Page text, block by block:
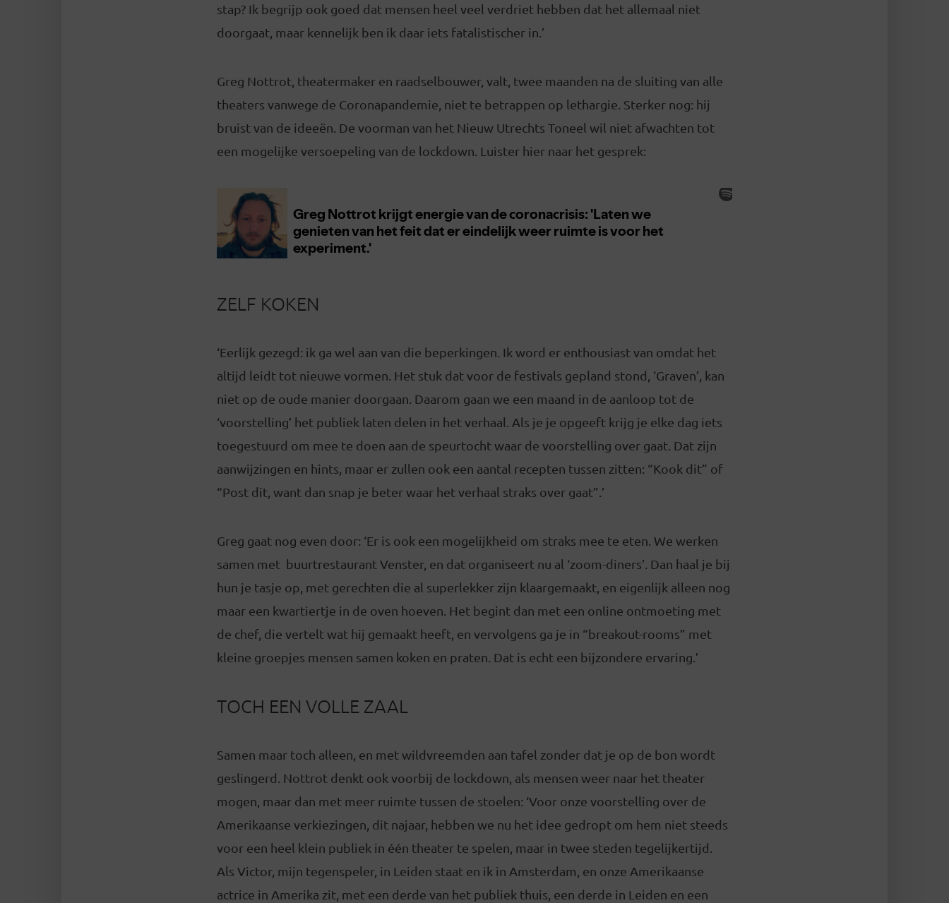
stap? Ik begrijp ook goed dat mensen heel veel verdriet hebben dat het allemaal niet
doorgaat, maar kennelijk ben ik daar iets fatalistischer in.’
Greg Nottrot, theatermaker en raadselbouwer, valt, twee maanden na de sluiting van alle
theaters vanwege de Coronapandemie, niet te betrappen op lethargie. Sterker nog: hij
bruist van de ideeën. De voorman van het Nieuw Utrechts Toneel wil niet afwachten tot
een mogelijke versoepeling van de lockdown. Luister hier naar het gesprek:
ZELF KOKEN
‘Eerlijk gezegd: ik ga wel aan van die beperkingen. Ik word er enthousiast van omdat het
altijd leidt tot nieuwe vormen. Het stuk dat voor de festivals gepland stond, ‘Graven’, kan
niet op de oude manier doorgaan. Daarom gaan we een maand in de aanloop tot de
‘voorstelling’ het publiek laten delen in het verhaal. Als je je opgeeft krijg je elke dag iets
toegestuurd om mee te doen aan de speurtocht waar de voorstelling over gaat. Dat zijn
aanwijzingen en hints, maar er zullen ook een aantal recepten tussen zitten: “Kook dit” of
“Post dit, want dan snap je beter waar het verhaal straks over gaat”.’
Greg gaat nog even door: ‘Er is ook een mogelijkheid om straks mee te eten. We werken
samen met buurtrestaurant Venster, en dat organiseert nu al ‘zoom-diners’. Dan haal je bij
hun je tasje op, met gerechten die al superlekker zijn klaargemaakt, en eigenlijk alleen nog
maar een kwartiertje in de oven hoeven. Het begint dan met een online ontmoeting met
de chef, die vertelt wat hij gemaakt heeft, en vervolgens ga je in “breakout-rooms” met
kleine groepjes mensen samen koken en praten. Dat is echt een bijzondere ervaring.’
TOCH EEN VOLLE ZAAL
Samen maar toch alleen, en met wildvreemden aan tafel zonder dat je op de bon wordt
geslingerd. Nottrot denkt ook voorbij de lockdown, als mensen weer naar het theater
mogen, maar dan met meer ruimte tussen de stoelen: ‘Voor onze voorstelling over de
Amerikaanse verkiezingen, dit najaar, hebben we nu het idee gedropt om hem niet steeds
voor een heel klein publiek in één theater te spelen, maar in twee steden tegelijkertijd.
Als Victor, mijn tegenspeler, in Leiden staat en ik in Amsterdam, en onze Amerikaanse
actrice in Amerika zit, met een derde van het publiek thuis, een derde in Leiden en een